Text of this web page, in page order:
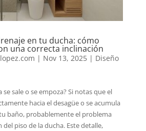
en tu ducha: cómo
una correcta inclinación
| Nov 13, 2025| Diseño
se sale o se empoza? Si notas que el
hacia el desagüe o se acumula
baño, probablemente el problema
del piso de la ducha. Este detalle,